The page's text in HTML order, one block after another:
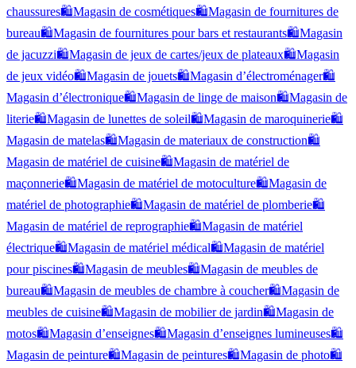
chaussures🛍️Magasin de cosmétiques🛍️Magasin de fournitures de
bureau🛍️Magasin de fournitures pour bars et restaurants🛍️Magasin
de jacuzzi🛍️Magasin de jeux de cartes/jeux de plateaux🛍️Magasin
de jeux vidéo🛍️Magasin de jouets🛍️Magasin d’électroménager🛍️
Magasin d’électronique🛍️Magasin de linge de maison🛍️Magasin de
literie🛍️Magasin de lunettes de soleil🛍️Magasin de maroquinerie🛍️
Magasin de matelas🛍️Magasin de materiaux de construction🛍️
Magasin de matériel de cuisine🛍️Magasin de matériel de
maçonnerie🛍️Magasin de matériel de motoculture🛍️Magasin de
matériel de photographie🛍️Magasin de matériel de plomberie🛍️
Magasin de matériel de reprographie🛍️Magasin de matériel
électrique🛍️Magasin de matériel médical🛍️Magasin de matériel
pour piscines🛍️Magasin de meubles🛍️Magasin de meubles de
bureau🛍️Magasin de meubles de chambre à coucher🛍️Magasin de
meubles de cuisine🛍️Magasin de mobilier de jardin🛍️Magasin de
motos🛍️Magasin d’enseignes🛍️Magasin d’enseignes lumineuses🛍️
Magasin de peinture🛍️Magasin de peintures🛍️Magasin de photo🛍️